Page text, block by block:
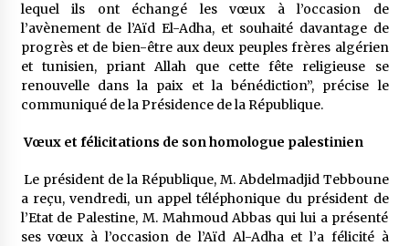
5 ans ago
Rencontre nocturne dans le désert (Un conte
touareg)
5 ans ago
Un conte targui/ Quand la tête est vide
Tradition orale/ D’où viennent les contes et à
quoi servent-ils?
lequel ils ont échangé les vœux à l’occasion de
l’avènement de l’Aïd El-Adha, et souhaité davantage de
progrès et de bien-être aux deux peuples frères algérien
et tunisien, priant Allah que cette fête religieuse se
renouvelle dans la paix et la bénédiction”, précise le
communiqué de la Présidence de la République.
Vœux et félicitations de son homologue palestinien
Le président de la République, M. Abdelmadjid Tebboune
a reçu, vendredi, un appel téléphonique du président de
l’Etat de Palestine, M. Mahmoud Abbas qui lui a présenté
ses vœux à l’occasion de l’Aïd Al-Adha et l’a félicité à